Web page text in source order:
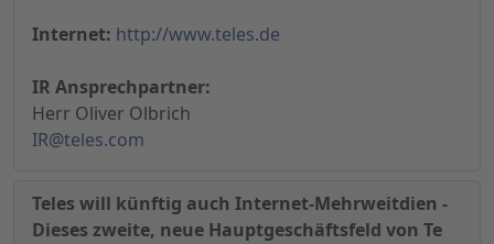
Internet: http://www.teles.de
IR Ansprechpartner:
Herr Oliver Olbrich
IR@teles.com
Teles will künftig auch Internet-Mehrweitdien -
Dieses zweite, neue Hauptgeschäftsfeld von Te